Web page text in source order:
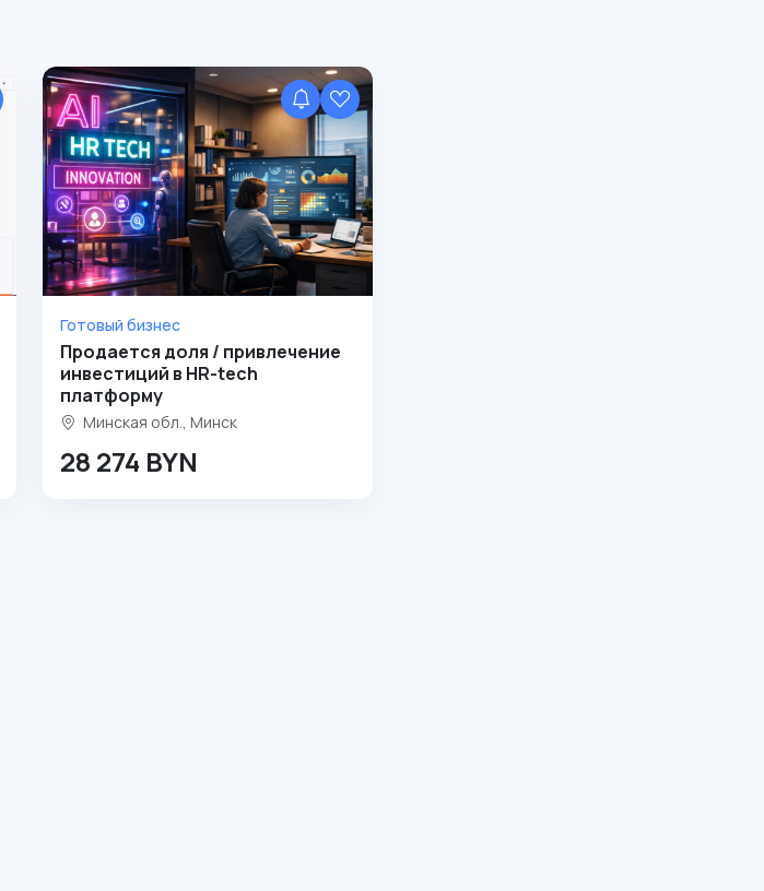
Готовый бизнес
Продается доля / привлечение
инвестиций в HR-tech
платформу
Минская обл., Минск
28 274 BYN